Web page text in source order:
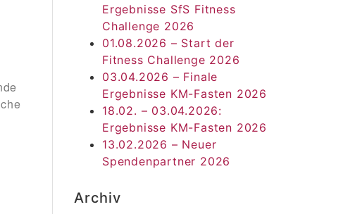
Ergebnisse SfS Fitness
Challenge 2026
01.08.2026 – Start der
Fitness Challenge 2026
03.04.2026 – Finale
Ergebnisse KM-Fasten 2026
18.02. – 03.04.2026:
Ergebnisse KM-Fasten 2026
13.02.2026 – Neuer
Spendenpartner 2026
Archiv